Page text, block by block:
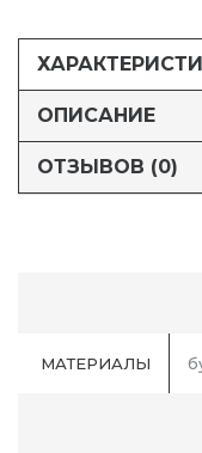
ОПИСАНИЕ
ОТЗЫВОВ (0)
МАТЕРИАЛЫ